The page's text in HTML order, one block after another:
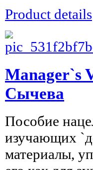
Product details
Manager`s
Сычева
Пособие
изучающих
материалы,